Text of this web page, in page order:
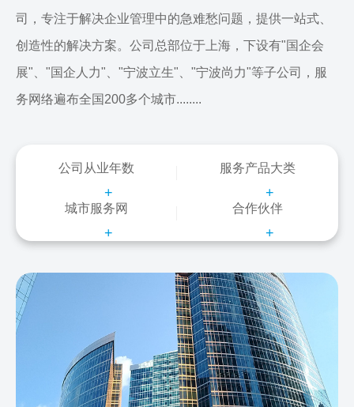
司，专注于解决企业管理中的急难愁问题，提供一站式、
创造性的解决方案。公司总部位于上海，下设有"国企会
展"、"国企人力"、"宁波立生"、"宁波尚力"等子公司，服
务网络遍布全国200多个城市........
公司从业年数
+
服务产品大类
+
城市服务网
+
合作伙伴
+